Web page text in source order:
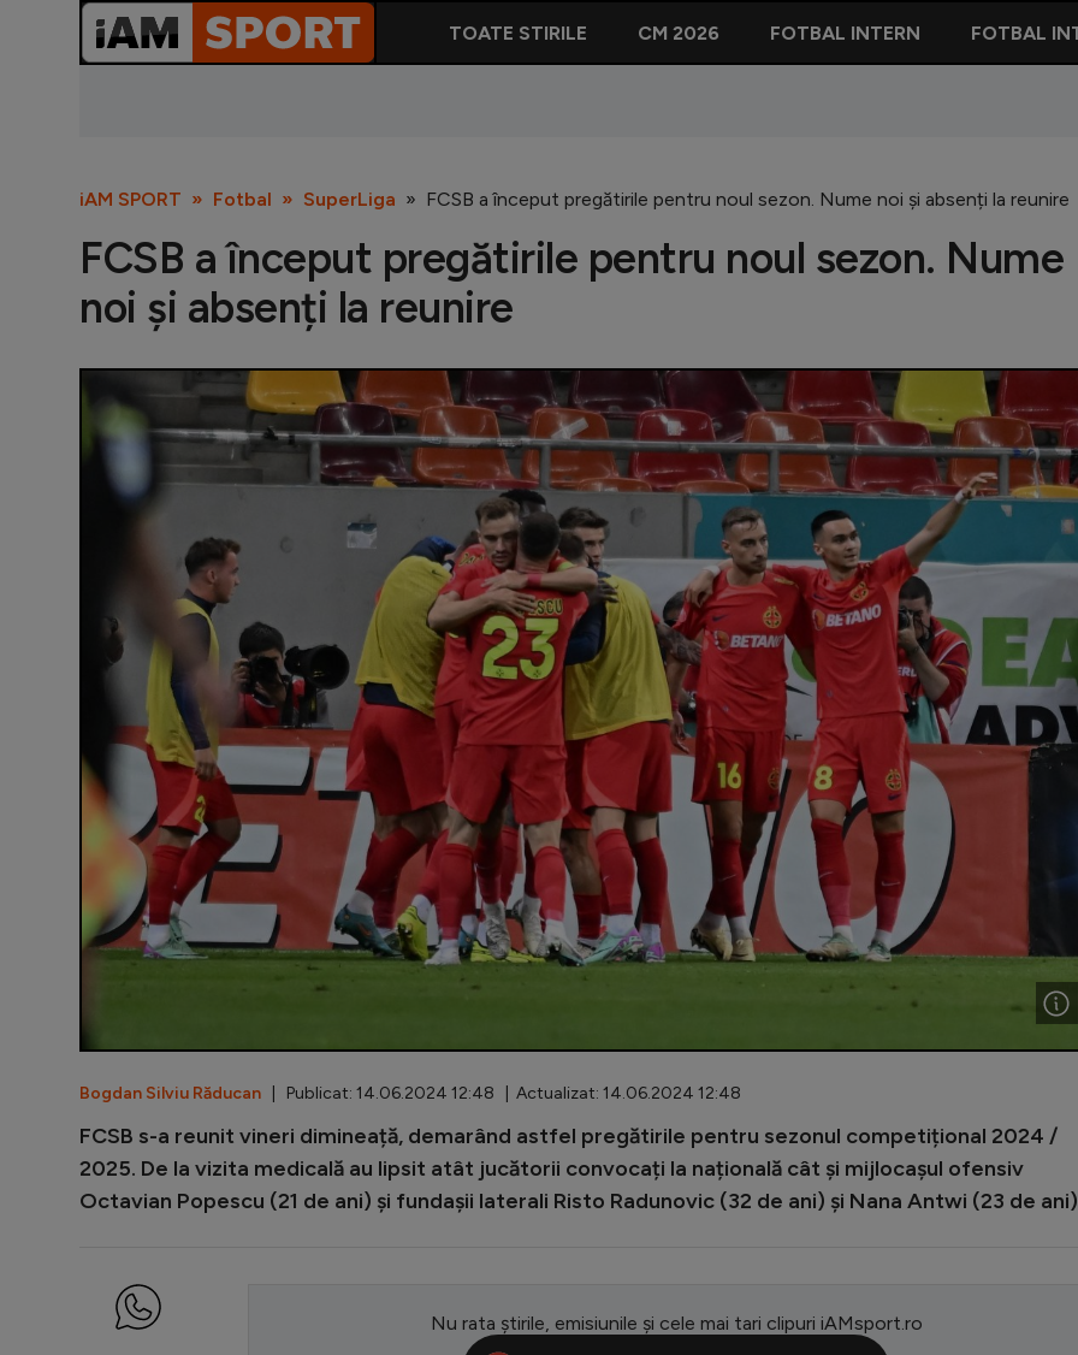
TOATE STIRILE CM 2026 FOTBAL INTERN FOTBAL
iAM SPORT Fotbal SuperLiga FCSB a început pregătirile pentru noul sezon. Nume noi și absenți la reunire
FCSB a început pregătirile pentru noul sezon. Nume
noi și absenți la reunire
Bogdan Silviu Răducan | Publicat: 14.06.2024 12:48 | Actualizat: 14.06.2024 12:48
FCSB s-a reunit vineri dimineață, demarând astfel pregătirile pentru sezonul competițional 2024 /
2025. De la vizita medicală au lipsit atât jucătorii convocați la națională cât și mijlocașul ofensiv
Octavian Popescu (21 de ani) și fundașii laterali Risto Radunovic (32 de ani) și Nana Antwi (23 de
Nu rata știrile, emisiunile și cele mai tari clipuri iAMsport.ro